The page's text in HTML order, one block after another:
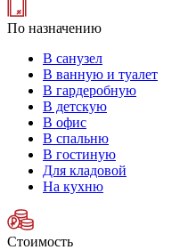
По назначению
В санузел
В ванную и туалет
В гардеробную
В детскую
В офис
В спальню
В гостиную
Для кладовой
На кухню
Стоимость